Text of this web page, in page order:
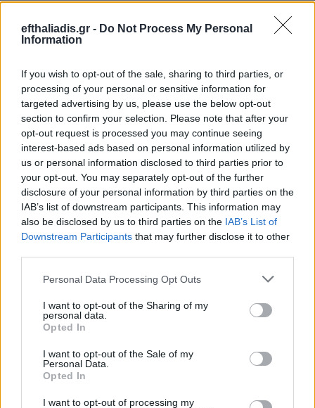
efthaliadis.gr - Do Not Process My Personal
Information
If you wish to opt-out of the sale, sharing to third parties, or
processing of your personal or sensitive information for
targeted advertising by us, please use the below opt-out
section to confirm your selection. Please note that after your
opt-out request is processed you may continue seeing
interest-based ads based on personal information utilized by
us or personal information disclosed to third parties prior to
your opt-out. You may separately opt-out of the further
disclosure of your personal information by third parties on the
IAB’s list of downstream participants. This information may
also be disclosed by us to third parties on the IAB’s List of
Downstream Participants that may further disclose it to other
Personal Data Processing Opt Outs
I want to opt-out of the Sharing of my
personal data.
Opted In
I want to opt-out of the Sale of my
Personal Data.
Opted In
I want to opt-out of processing my
Επιλογές Που Ταιριάζουν
Ανακαλύψτε τα κοσμήματα που αγαπήθηκαν περισσότερο!
Εδώ θα βρείτε τις κορυφαίες επιλογές που ξεχωρίζουν για
το μοναδικό τους στυλ και την εξαιρετική τους ποιότητα.
ΧΡΥΣΌΣ 18 ΚΑΡΑΤΊΩΝ
ΜΟΝΌΠΕΤΡΟ ΔΑΧΤΥΛΊΔΙ ΜΕ
ΔΙΑΜΆΝΤΙ 0.35CT
BRASS